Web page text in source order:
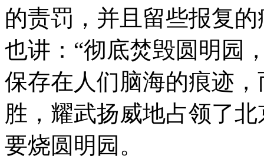
的责罚，并且留些报复
也讲：“彻底焚毁圆明园
保存在人们脑海的痕迹
胜，耀武扬威地占领了
要烧圆明园。